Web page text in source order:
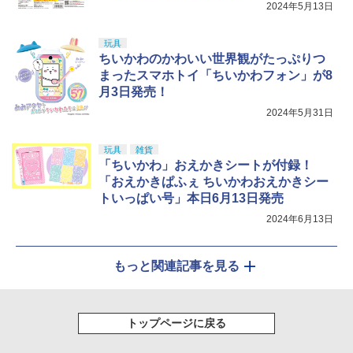
2024年5月13日
玩具
ちいかわのかわいい世界観がたっぷりつ
まったスマホトイ「ちいかわフォン」が8
月3日発売！
2024年5月31日
玩具 雑貨
「ちいかわ」おえかきシートが付録！
「おえかきぱふぇ ちいかわおえかきシー
トいっぱい号」本日6月13日発売
2024年6月13日
もっと関連記事を見る
トップページに戻る